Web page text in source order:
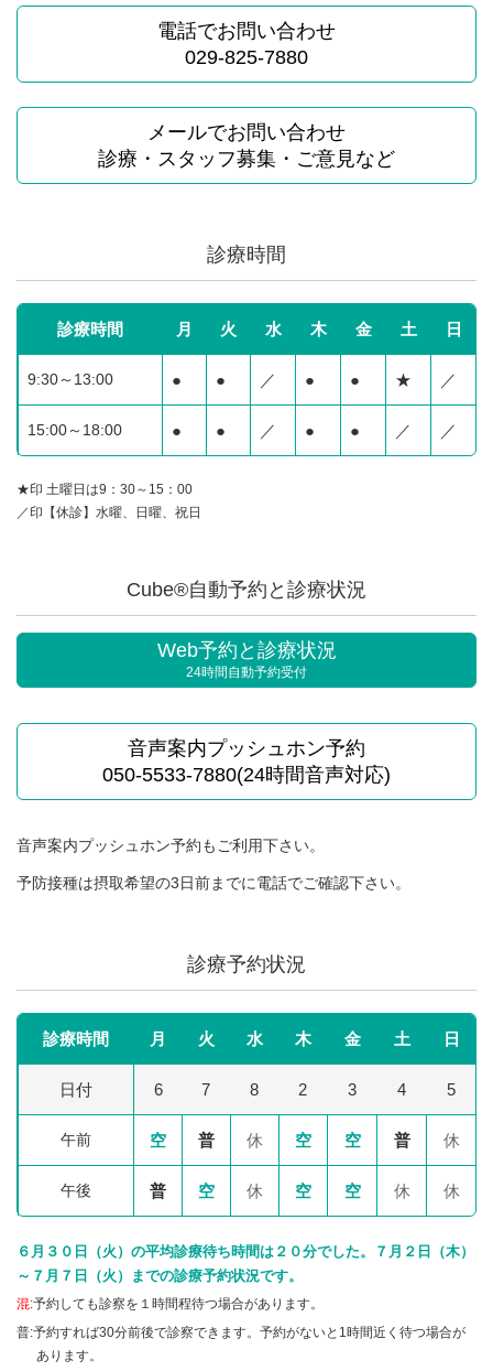
電話でお問い合わせ
029-825-7880
メールでお問い合わせ
診療・スタッフ募集・ご意見など
診療時間
診療時間 月 火 水 木 金 土 日
9:30～13:00 ● ● ／ ● ● ★ ／
15:00～18:00 ● ● ／ ● ● ／ ／
★印 土曜日は9：30～15：00
／印【休診】水曜、日曜、祝日
Cube®自動予約と診療状況
Web予約と診療状況
24時間自動予約受付
音声案内プッシュホン予約
050-5533-7880(24時間音声対応)
音声案内プッシュホン予約もご利用下さい。
予防接種は摂取希望の3日前までに電話でご確認下さい。
診療予約状況
診療時間 月 火 水 木 金 土 日
日付 6 7 8 2 3 4 5
午前 空 普 休 空 空 普 休
午後 普 空 休 空 空 休 休
６月３０日（火）の平均診療待ち時間は２０分でした。７月２日（木）
～７月７日（火）までの診療予約状況です。
混:予約しても診察を１時間程待つ場合があります。
普:予約すれば30分前後で診察できます。予約がないと1時間近く待つ場合が
あります。